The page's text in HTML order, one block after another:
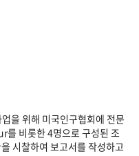
을 위해 미국인구협회에 전문
를 비롯한 4명으로 구성된 조
시찰하여 보고서를 작성하고